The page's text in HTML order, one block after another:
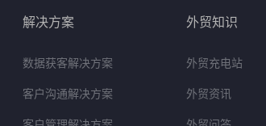
解决方案
数据获客解决方案
客户沟通解决方案
外贸知识
外贸充电站
外贸资讯